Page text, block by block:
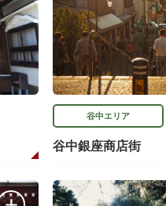
谷中エリア
谷中銀座商店街